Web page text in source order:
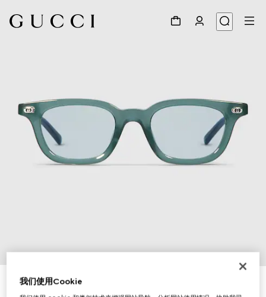
椭圆形镜框太阳眼镜
我们使用Cookie